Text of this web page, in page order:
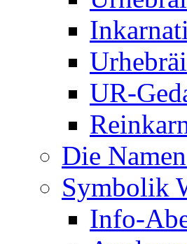
UR-
Die
Symbolik
Info-